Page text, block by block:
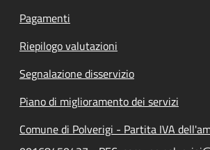
Pagamenti
Riepilogo valutazioni
Segnalazione disservizio
Piano di miglioramento dei servizi
Comune di Polverigi - Partita IVA